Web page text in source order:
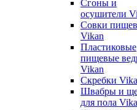
Сгоны и
осушители
Совки
Vikan
Пластиковые
пищевые
Vikan
Скребки
Швабры и
для пола